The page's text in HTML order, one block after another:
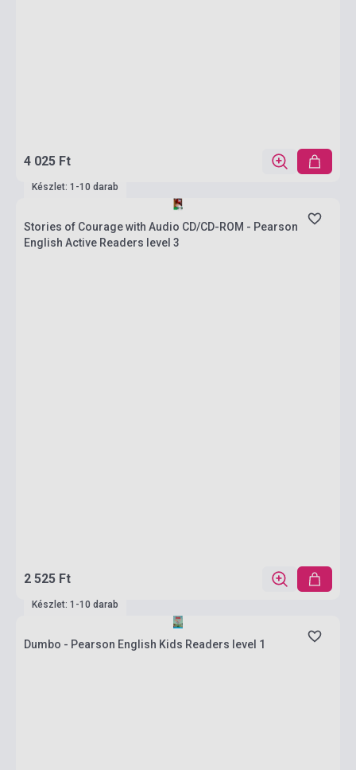
4 025 Ft
Készlet: 1-10 darab
Stories of Courage with Audio CD/CD-ROM - Pearson
English Active Readers level 3
2 525 Ft
Készlet: 1-10 darab
Dumbo - Pearson English Kids Readers level 1